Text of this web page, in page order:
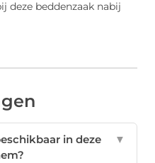
deze beddenzaak nabij
in deze
▼